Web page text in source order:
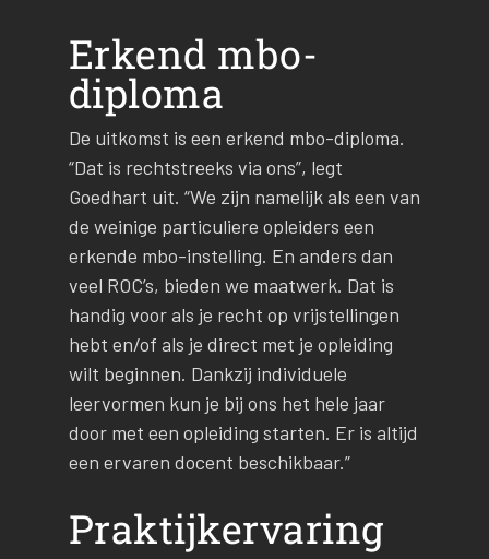
Erkend mbo-
diploma
De uitkomst is een erkend mbo-diploma.
“Dat is rechtstreeks via ons”, legt
Goedhart uit. “We zijn namelijk als een van
de weinige particuliere opleiders een
erkende mbo-instelling. En anders dan
veel ROC’s, bieden we maatwerk. Dat is
handig voor als je recht op vrijstellingen
hebt en/of als je direct met je opleiding
wilt beginnen. Dankzij individuele
leervormen kun je bij ons het hele jaar
door met een opleiding starten. Er is altijd
een ervaren docent beschikbaar.”
Praktijkervaring